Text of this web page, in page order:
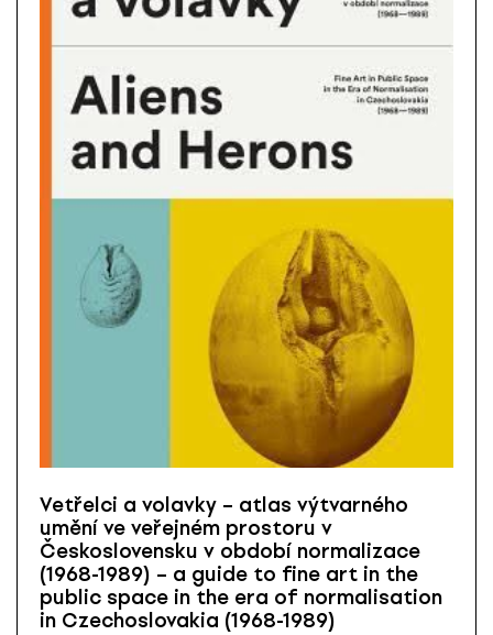
Vetřelci a volavky – atlas výtvarného
umění ve veřejném prostoru v
Československu v období normalizace
(1968-1989) – a guide to fine art in the
public space in the era of normalisation
in Czechoslovakia (1968-1989)